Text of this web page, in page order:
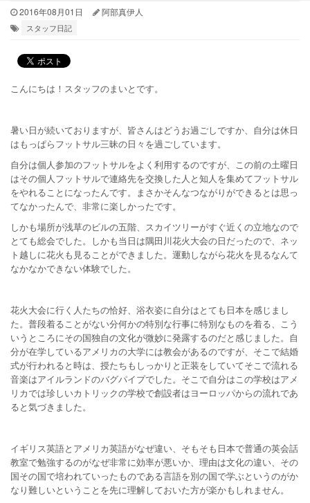
2016年08月01日 阿部真伊人
スタッフ日記
こんにちは！スタッフのまいとです。
暑い日が続いておりますが、皆さんはどうお過ごしですか、自分は休日
はもっぱらフットサル三昧の日々を過ごしています。
自分は個人参加のフットサルをよく利用するのですが、この前の土曜日
はその個人フットサルで連絡先を交換した人と知人を集めてフットサル
をやれることになったんです。まさかそんなつながりができるとは思っ
てなかったんで、非常に楽しかったです。
しかも場所が浅草のビルの五階、スカイツリーがすぐ近くの立地なので
とても総会でした。しかも当日は隅田川花火大会の日だったので、ネッ
ト越しに花火も見ることができました。運動しながら花火を見るなんて
なかなかできない体験でした。
花火大会に行く人たちの恰好、浴衣姿に自分はとても日本を感じまし
た。普段着ることがない分何かの特別な行事に特別なものを着る、こう
いうところにその国独自の文化が微妙に発露するのだと感じました。自
分が在学しているアメリカの大学には教会があるのですが、そこで結婚
式が行われると時は、授たちもしっかりと正装をしていてそこで流れる
音楽はアイルランドのバグパイプでした。そこで自分はこの学校はアメ
リカでは珍しいカトリックの学校で創設者はヨーロッパからの流れであ
ると気づきました。
イギリス英語とアメリカ英語がなぜ違い、そもそも日本で普通の英会話
教室で勉強するのがなぜ非常に効率が悪いか、理由は文化の違い、その
国その国で培われていったものである言語を別の国で学ぶというのがか
なり難しいということを先に理解しておいた方が楽かもしれません。